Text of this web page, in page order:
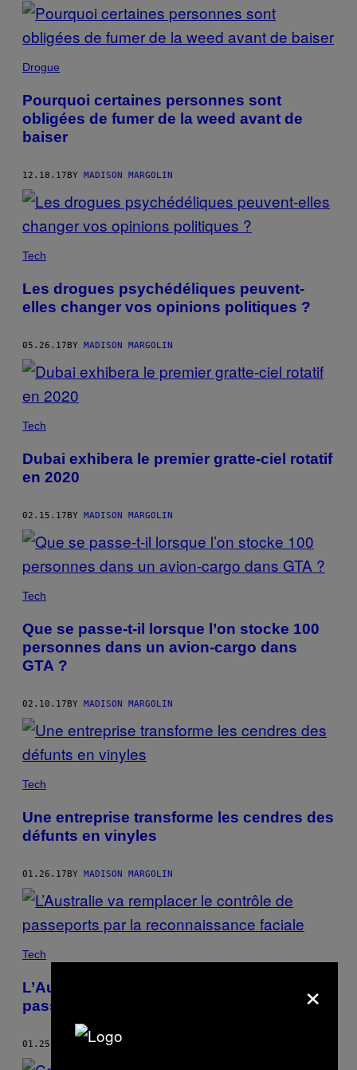
POSTS
BY
THIS
AUTHOR
Drogue
Pourquoi certaines personnes sont
obligées de fumer de la weed avant de
baiser
12.18.17BY MADISON MARGOLIN
Tech
Les drogues psychédéliques peuvent-
elles changer vos opinions politiques ?
05.26.17BY MADISON MARGOLIN
Tech
Dubai exhibera le premier gratte-ciel rotatif
en 2020
02.15.17BY MADISON MARGOLIN
Tech
Que se passe-t-il lorsque l’on stocke 100
personnes dans un avion-cargo dans
GTA ?
02.10.17BY MADISON MARGOLIN
Tech
Une entreprise transforme les cendres des
défunts en vinyles
01.26.17BY MADISON MARGOLIN
Tech
L’Australie va remplacer le contrôle de
passeports par la reconnaissance faciale
01.25.17 MADISON MARGOLIN
×